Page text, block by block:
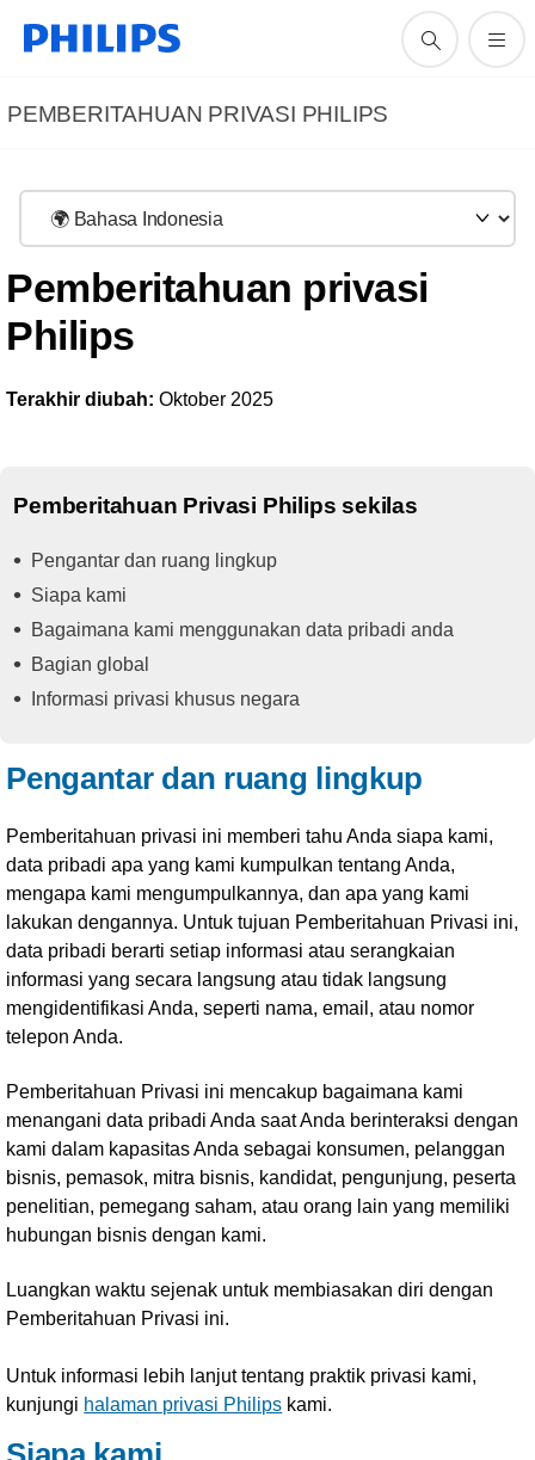
PEMBERITAHUAN PRIVASI PHILIPS
Pemberitahuan privasi
Philips
Terakhir diubah: Oktober 2025
Pemberitahuan Privasi Philips sekilas
Pengantar dan ruang lingkup
Siapa kami
Bagaimana kami menggunakan data pribadi anda
Bagian global
Informasi privasi khusus negara
Pengantar dan ruang lingkup
Pemberitahuan privasi ini memberi tahu Anda siapa kami,
data pribadi apa yang kami kumpulkan tentang Anda,
mengapa kami mengumpulkannya, dan apa yang kami
lakukan dengannya. Untuk tujuan Pemberitahuan Privasi ini,
data pribadi berarti setiap informasi atau serangkaian
informasi yang secara langsung atau tidak langsung
mengidentifikasi Anda, seperti nama, email, atau nomor
telepon Anda.
Pemberitahuan Privasi ini mencakup bagaimana kami
menangani data pribadi Anda saat Anda berinteraksi dengan
kami dalam kapasitas Anda sebagai konsumen, pelanggan
bisnis, pemasok, mitra bisnis, kandidat, pengunjung, peserta
penelitian, pemegang saham, atau orang lain yang memiliki
hubungan bisnis dengan kami.
Luangkan waktu sejenak untuk membiasakan diri dengan
Pemberitahuan Privasi ini.
Untuk informasi lebih lanjut tentang praktik privasi kami,
kunjungi halaman privasi Philips kami.